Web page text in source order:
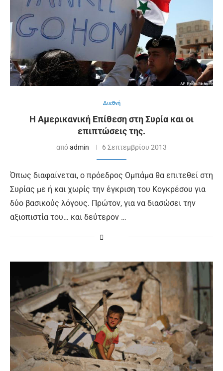
Διεθνή
Η Αμερικανική Επίθεση στη Συρία και οι
επιπτώσεις της.
απόadmin 6 Σεπτεμβρίου 2013
Όπως διαφαίνεται, ο πρόεδρος Ομπάμα θα επιτεθεί στη
Συρίας με ή και χωρίς την έγκριση του Κογκρέσου για
δύο βασικούς λόγους. Πρώτον, για να διασώσει την
αξιοπιστία του… και δεύτερον …